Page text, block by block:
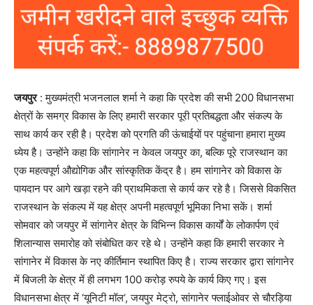
जयपुर: मुख्यमंत्री भजनलाल शर्मा ने कहा कि प्रदेश की सभी 200 विधानसभा
क्षेत्रों के समग्र विकास के लिए हमारी सरकार पूरी प्रतिबद्धता और संकल्प के
साथ कार्य कर रही है। प्रदेश को प्रगति की ऊंचाईयों पर पहुंचाना हमारा मुख्य
ध्येय है। उन्होंने कहा कि सांगानेर न केवल जयपुर का, बल्कि पूरे राजस्थान का
एक महत्वपूर्ण औद्योगिक और सांस्कृतिक केंद्र है। हम सांगानेर को विकास के
पायदान पर आगे खड़ा रहने की प्राथमिकता से कार्य कर रहे है। जिससे विकसित
राजस्थान के संकल्प में यह क्षेत्र अपनी महत्वपूर्ण भूमिका निभा सकें। शर्मा
सोमवार को जयपुर में सांगानेर क्षेत्र के विभिन्न विकास कार्यों के लोकार्पण एवं
शिलान्यास समारोह को संबोधित कर रहे थे। उन्होंने कहा कि हमारी सरकार ने
सांगानेर में विकास के नए कीर्तिमान स्थापित किए है। राज्य सरकार द्वारा सांगानेर
में बिजली के क्षेत्र में ही लगभग 100 करोड़ रुपये के कार्य किए गए। इस
विधानसभा क्षेत्र में ‘यूनिटी मॉल‘, जयपुर मेट्रो, सांगानेर फ्लाईओवर से चौरड़िया